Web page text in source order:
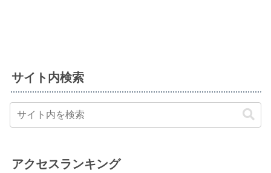
サイト内検索
アクセスランキング